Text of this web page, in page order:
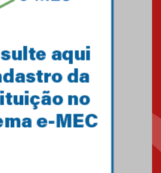
A HISTÓRIA DA FACULDADE
PRESBITERIANA MACKENZIE
RIO ATÉ À SUA NOVA UNIDADE,
EM BOTAFOGO
Novo E-book do Mackenzie Rio